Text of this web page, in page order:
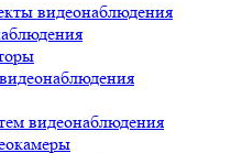
видеонаблюдения
видеонаблюдения